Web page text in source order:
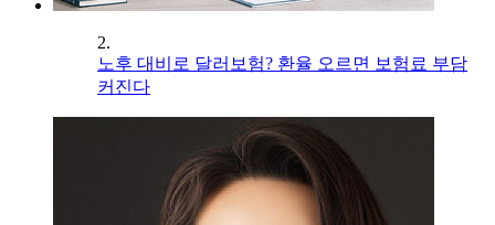
2.
노후 대비로 달러보험? 환율 오르면 보험료 부담
커진다